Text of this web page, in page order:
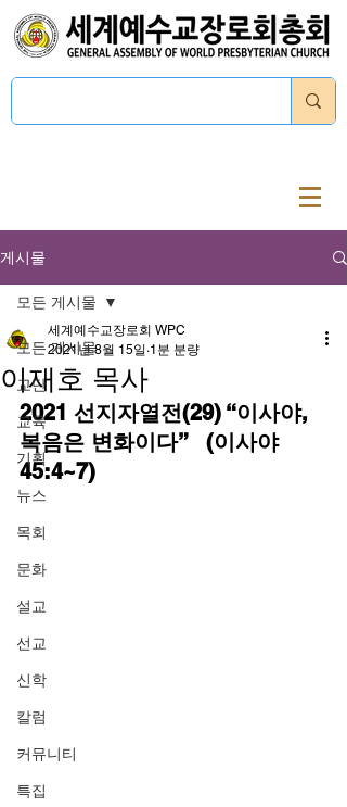
게시물
모든 게시물
교단
교육
기획
뉴스
목회
문화
설교
선교
신학
칼럼
커뮤니티
특집
모든 게시물
이재호 목사
세계예수교장로회 WPC
2021년 8월 15일 1분 분량
2021 선지자열전(29) “이사야,
복음은 변화이다”   (이사야
45:4~7)